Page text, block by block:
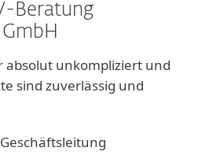
Beratung
absolut unkompliziert und
sind zuverlässig und